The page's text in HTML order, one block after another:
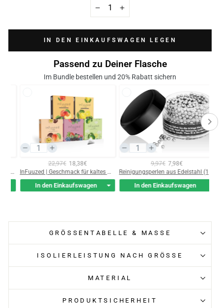
+
IN DEN EINKAUFSWAGEN LEGEN
Passend zu Deiner Flasche
Im Bundle bestellen und 20% Rabatt sichern
10,97€ 8,78€
Reinigungstabletten mit Aktiv-Sauerstoff (20 pieces)
In den Einkaufswagen
22,97€ 18,38€
InFuuzed | Geschmack für kaltes Wasser
In den Einkaufswagen
GRÖSSENTABELLE & MASSE
ISOLIERLEISTUNG NACH GRÖSSE
MATERIAL
PRODUKTSICHERHEIT